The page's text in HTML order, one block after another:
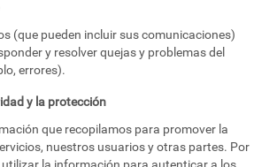
(que pueden incluir sus comunicaciones)
y resolver quejas y problemas del
errores).
y la protección
que recopilamos para promover la
nuestros usuarios y otras partes. Por